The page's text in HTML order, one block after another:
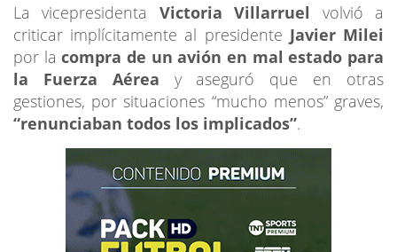
La vicepresidenta Victoria Villarruel volvió a
criticar implícitamente al presidente Javier Milei
por lacompra de un avión en mal estado para
la Fuerza Aérea y aseguró que en otras
gestiones, por situaciones “mucho menos” graves,
“renunciaban todos los implicados”.